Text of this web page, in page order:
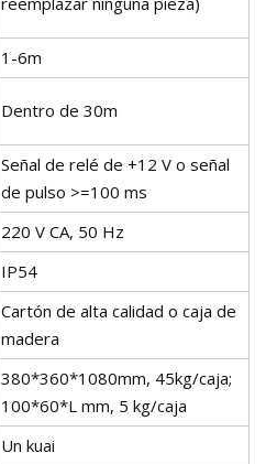
1-6m
Dentro de 30m
Señal de relé de +12 V o señal
de pulso >=100 ms
220 V CA, 50 Hz
IP54
Cartón de alta calidad o caja de
madera
380*360*1080mm, 45kg/caja;
100*60*L mm, 5 kg/caja
Un kuai